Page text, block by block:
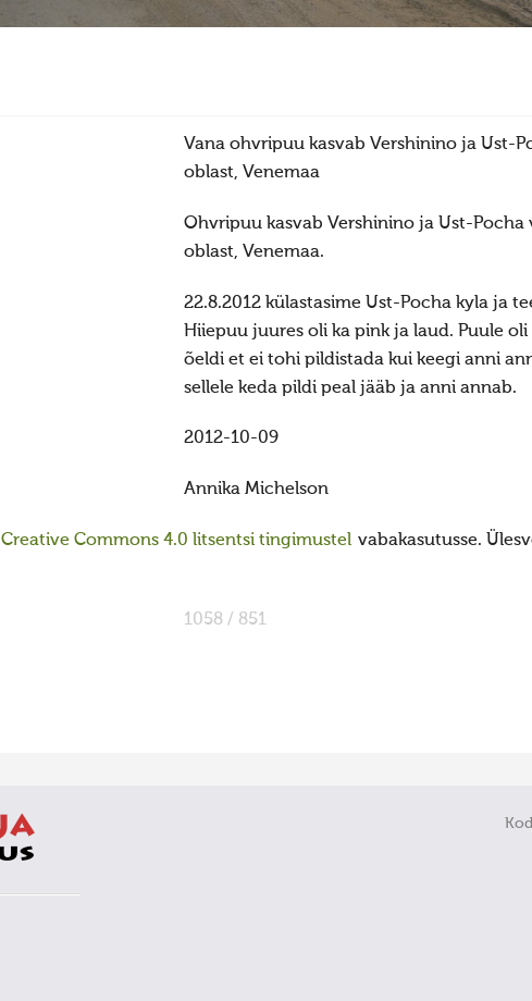
Vana ohvripuu kasvab Vershinino ja Ust-
oblast, Venemaa
Ohvripuu kasvab Vershinino ja Ust-Pocha
oblast, Venemaa.
22.8.2012 külastasime Ust-Pocha kyla ja
Hiiepuu juures oli ka pink ja laud. Puule
õeldi et ei tohi pildistada kui keegi anni
sellele keda pildi peal jääb ja anni annab.
2012-10-09
Annika Michelson
Creative Commons 4.0 litsentsi tingimustel vabakasutusse.
1058 / 851